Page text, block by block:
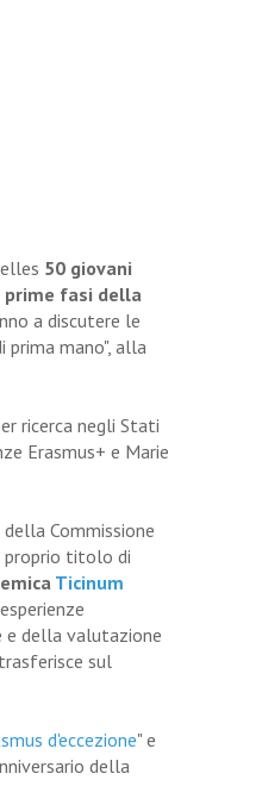
50 giovani
prime fasi della
a discutere le
mano", alla
ricerca negli Stati
Erasmus+ e Marie
della Commissione
proprio titolo di
Ticinum
e della valutazione
sul
d'eccezione" e
della